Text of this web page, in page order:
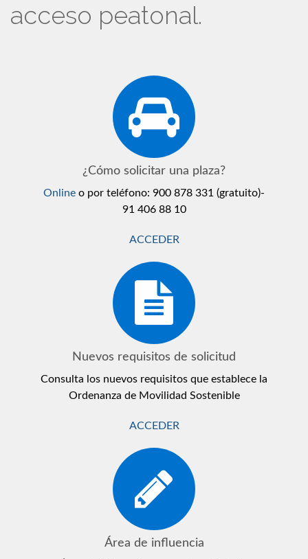
acceso peatonal.
¿Cómo solicitar una plaza?
Online o por teléfono: 900 878 331 (gratuito)-
91 406 88 10
ACCEDER
Nuevos requisitos de solicitud
Consulta los nuevos requisitos que establece la
Ordenanza de Movilidad Sostenible
ACCEDER
Área de influencia